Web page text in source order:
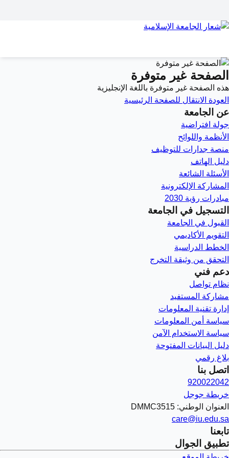
الصفحة غير متوفرة
هذه الصفحة غير متوفرة باللغة الإنجليزية
العودة الانتقال للصفحة الرئيسية
عن الجامعة
جولة افتراضية
الأنظمة واللوائح
منصة جدارات للتوظيف
دليل الهاتف
الأسئلة الشائعة
المشاركة الإلكترونية
مبادرات رؤية 2030
التسجيل في الجامعة
القبول في الجامعة
التقويم الأكاديمي
الخطط الدراسية
التحقق من وثيقة التخرج
دعم فني
نظام تواصل
مشاركة المستفيد
إدارة تقنية المعلومات
سياسة أمن المعلومات
سياسة الاستخدام الآمن
دليل البيانات المفتوحة
بلاغ رقمي
اتصل بنا
920022042
خريطة جوجل
العنوان الوطني: DMMC3515
care@iu.edu.sa
تابعنا
تطبيق الجوال